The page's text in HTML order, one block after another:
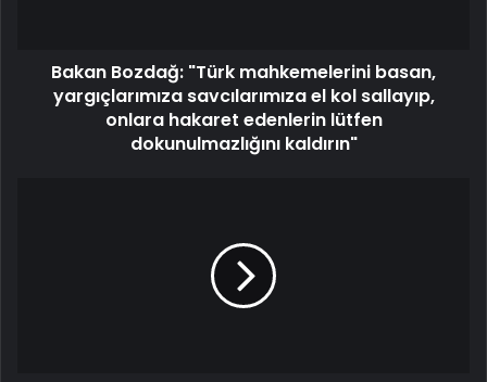
Bakan Bozdağ: "Türk mahkemelerini basan,
yargıçlarımıza savcılarımıza el kol sallayıp,
onlara hakaret edenlerin lütfen
dokunulmazlığını kaldırın"